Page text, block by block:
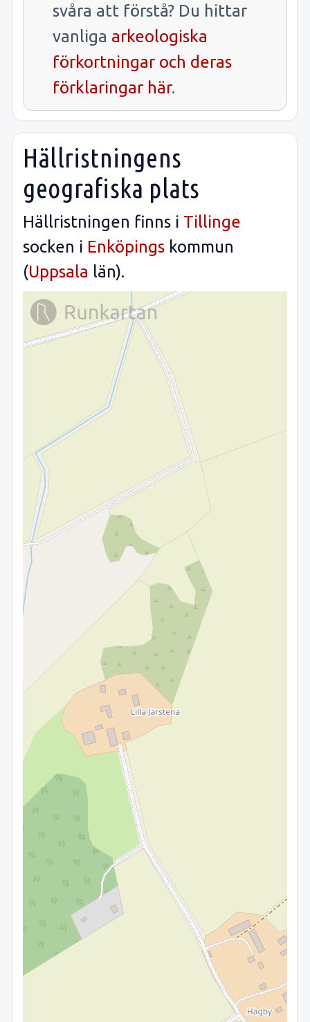
svåra att förstå? Du hittar
vanliga arkeologiska
förkortningar och deras
förklaringar här.
Hällristningens
geografiska plats
Hällristningen finns i Tillinge
socken i Enköpings kommun
(Uppsala län).